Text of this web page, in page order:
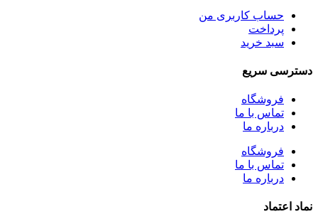
حساب کاربری من
پرداخت
سبد خرید
دسترسی سریع
فروشگاه
تماس با ما
درباره ما
فروشگاه
تماس با ما
درباره ما
نماد اعتماد